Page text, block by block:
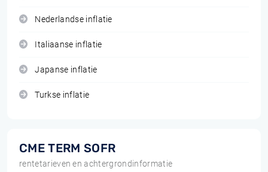
Nederlandse inflatie
Italiaanse inflatie
Japanse inflatie
Turkse inflatie
CME TERM SOFR
rentetarieven en achtergrondinformatie